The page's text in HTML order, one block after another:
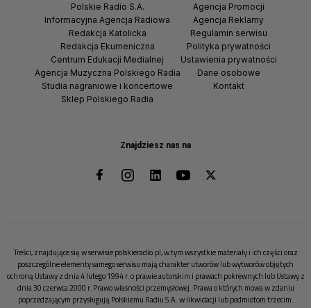
Znajdziesz nas na
Polskie Radio S.A.
Informacyjna Agencja Radiowa
Redakcja Katolicka
Redakcja Ekumeniczna
Centrum Edukacji Medialnej
Agencja Muzyczna Polskiego Radia
Studia nagraniowe i koncertowe
Sklep Polskiego Radia
Agencja Promocji
Agencja Reklamy
Regulamin serwisu
Polityka prywatności
Ustawienia prywatności
Dane osobowe
Kontakt
Treści, znajdujące się w serwisie polskieradio.pl, w tym wszystkie materiały i ich części oraz
poszczególne elementy samego serwisu mają charakter utworów lub wytworów objętych
ochroną Ustawy z dnia 4 lutego 1994 r. o prawie autorskim i prawach pokrewnych lub Ustawy z
dnia 30 czerwca 2000 r. Prawo własności przemysłowej. Prawa o których mowa w zdaniu
poprzedzającym przysługują Polskiemu Radiu S.A. w likwidacji lub podmiotom trzecim.